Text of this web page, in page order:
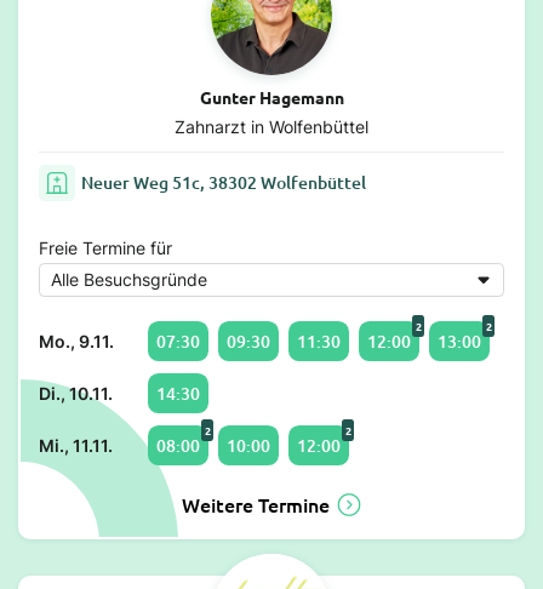
Gunter Hagemann
Zahnarzt in Wolfenbüttel
Neuer Weg 51c, 38302 Wolfenbüttel
Freie Termine für
Mo., 9.11. 07:30 09:30 11:30 12:00
2
13:00
2
Di., 10.11. 14:30
Mi., 11.11. 08:00
2
10:00 12:00
2
Weitere Termine